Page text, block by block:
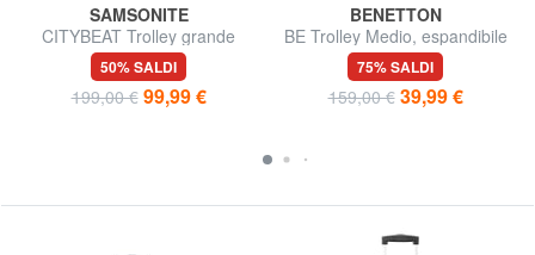
SAMSONITE
CITYBEAT Trolley grande
50% SALDI
199,00 € 99,99 €
BENETTON
BE Trolley Medio, espandibile
75% SALDI
159,00 € 39,99 €